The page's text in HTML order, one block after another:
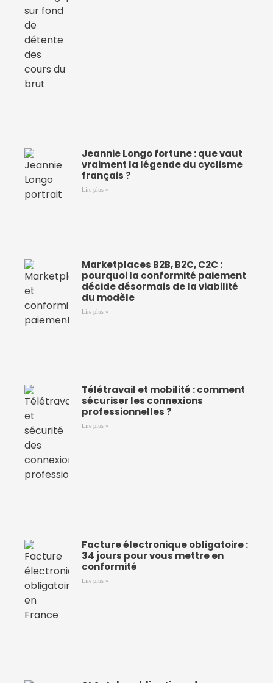
Jeannie Longo fortune : que vaut
vraiment la légende du cyclisme
français ?
Lire plus »
Marketplaces B2B, B2C, C2C :
pourquoi la conformité paiement
décide désormais de la viabilité
du modèle
Lire plus »
Télétravail et mobilité : comment
sécuriser les connexions
professionnelles ?
Lire plus »
Facture électronique obligatoire :
34 jours pour vous mettre en
conformité
Lire plus »